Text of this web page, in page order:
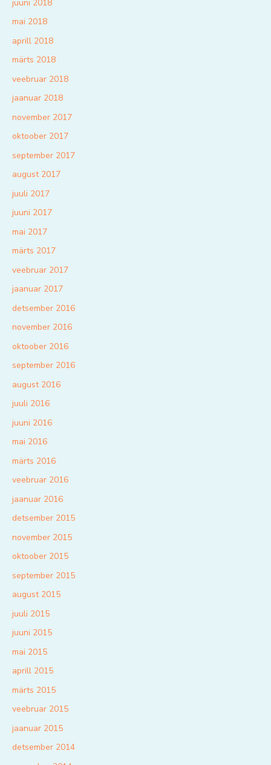
juuni 2018
mai 2018
aprill 2018
märts 2018
veebruar 2018
jaanuar 2018
november 2017
oktoober 2017
september 2017
august 2017
juuli 2017
juuni 2017
mai 2017
märts 2017
veebruar 2017
jaanuar 2017
detsember 2016
november 2016
oktoober 2016
september 2016
august 2016
juuli 2016
juuni 2016
mai 2016
märts 2016
veebruar 2016
jaanuar 2016
detsember 2015
november 2015
oktoober 2015
september 2015
august 2015
juuli 2015
juuni 2015
mai 2015
aprill 2015
märts 2015
veebruar 2015
jaanuar 2015
detsember 2014